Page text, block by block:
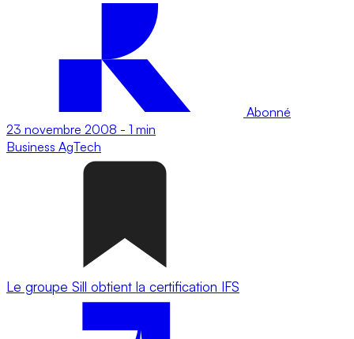
Abonné
23 novembre 2008 - 1 min
Business AgTech
Le groupe Sill obtient la certification IFS